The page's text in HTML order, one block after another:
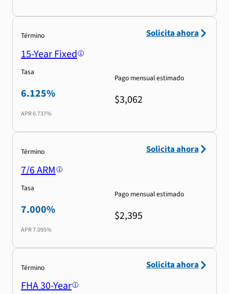
Término
15-Year Fixed
Tasa
6.125%
APR6.737%
Pago mensual estimado
$3,062
Solicita ahora
Término
7/6 ARM
Tasa
7.000%
APR7.095%
Pago mensual estimado
$2,395
Solicita ahora
Término
FHA 30-Year
Solicita ahora